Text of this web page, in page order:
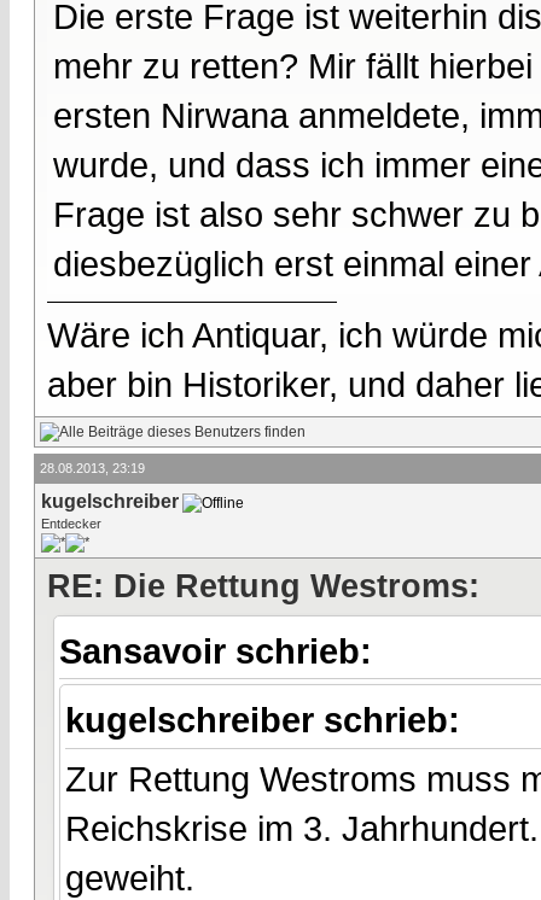
Die erste Frage ist weiterhin
mehr zu retten? Mir fällt
ersten Nirwana anmeldete,
wurde, und dass ich immer
Frage ist also sehr schwer zu
diesbezüglich erst einmal einer
Wäre ich Antiquar, ich würde
aber bin Historiker, und daher
28.08.2013, 23:19
kugelschreiber
Entdecker
RE: Die Rettung Westroms:
Sansavoir schrieb:
kugelschreiber schrieb:
Zur Rettung Westroms muss
Reichskrise im 3.
geweiht.